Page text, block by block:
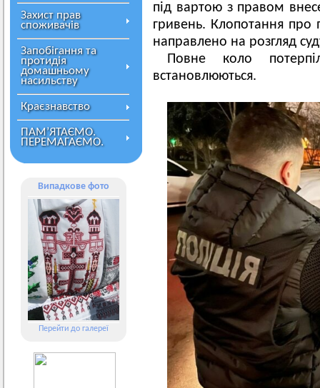
Захист прав
споживачів
Запобігання та
протидія
домашньому
насильству
Краєзнавство
ПАМ’ЯТАЄМО.
ПЕРЕМАГАЄМО.
Випадкове фото
Перейти до галереї
під вартою з правом
гривень. Клопотання про
направлено на розгляд
Повне коло
встановлюються.